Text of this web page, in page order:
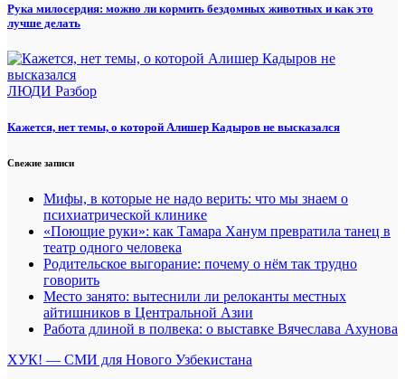
Рука милосердия: можно ли кормить бездомных животных и как это
лучше делать
ЛЮДИ Разбор
Кажется, нет темы, о которой Алишер Кадыров не высказался
Свежие записи
Мифы, в которые не надо верить: что мы знаем о
психиатрической клинике
«Поющие руки»: как Тамара Ханум превратила танец в
театр одного человека
Родительское выгорание: почему о нём так трудно
говорить
Место занято: вытеснили ли релоканты местных
айтишников в Центральной Азии
Работа длиной в полвека: о выставке Вячеслава Ахунова
ХУК! — СМИ для Нового Узбекистана